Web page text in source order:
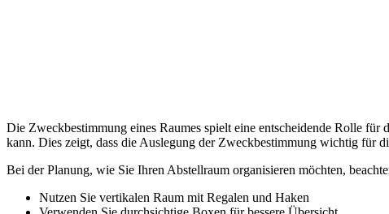
Die Zweckbestimmung eines Raumes spielt eine entscheidende Rolle
kann. Dies zeigt, dass die Auslegung der Zweckbestimmung wichtig für
Bei der Planung, wie Sie Ihren Abstellraum organisieren möchten,
Nutzen Sie vertikalen Raum mit Regalen und Haken